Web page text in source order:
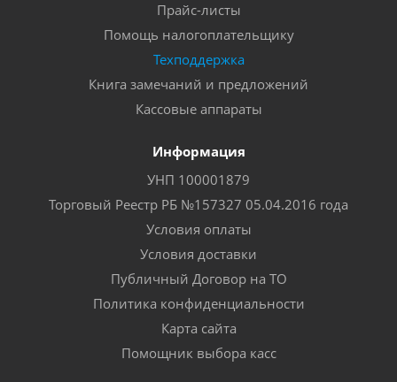
Прайс-листы
Помощь налогоплательщику
Техподдержка
Книга замечаний и предложений
Кассовые аппараты
Информация
УНП 100001879
Торговый Реестр РБ №157327 05.04.2016 года
Условия оплаты
Условия доставки
Публичный Договор на ТО
Политика конфиденциальности
Карта сайта
Помощник выбора касс